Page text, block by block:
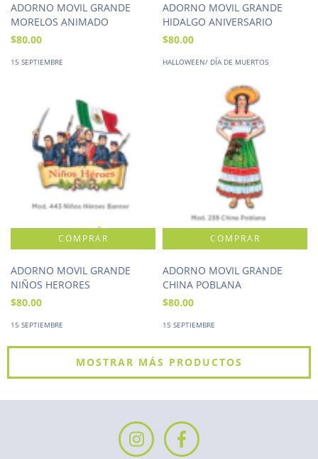
ADORNO MOVIL GRANDE
MORELOS ANIMADO
$80.00
15 SEPTIEMBRE
ADORNO MOVIL GRANDE
HIDALGO ANIVERSARIO
$80.00
HALLOWEEN/ DÍA DE MUERTOS
ADORNO MOVIL GRANDE
NIÑOS HERORES
$80.00
15 SEPTIEMBRE
ADORNO MOVIL GRANDE
CHINA POBLANA
$80.00
15 SEPTIEMBRE
MOSTRAR MÁS PRODUCTOS